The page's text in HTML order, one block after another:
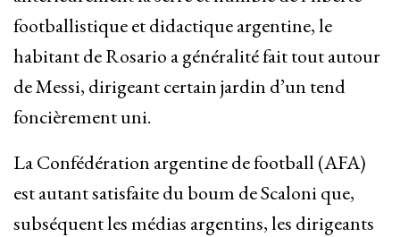
footballistique et didactique argentine, le
habitant de Rosario a généralité fait tout autour
de Messi, dirigeant certain jardin d’un tend
foncièrement uni.
La Confédération argentine de football (AFA)
est autant satisfaite du boum de Scaloni que,
subséquent les médias argentins, les dirigeants